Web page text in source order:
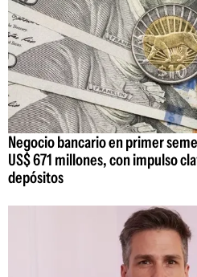
Negocio bancario en primer
US$ 671 millones, con impulso
depósitos